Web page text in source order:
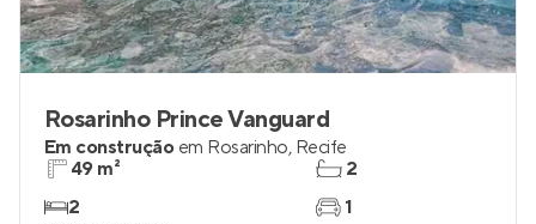
Rosarinho Prince Vanguard
Em construção em Rosarinho, Recife
49 m²
2
2
1